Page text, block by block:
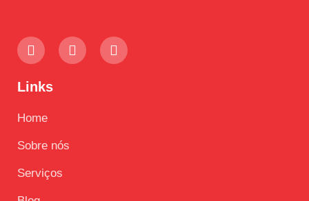
Links
Home
Sobre nós
Serviços